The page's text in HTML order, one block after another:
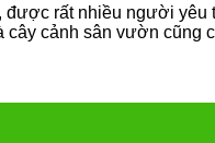
rất nhiều người
cây cảnh sân vườn cũng